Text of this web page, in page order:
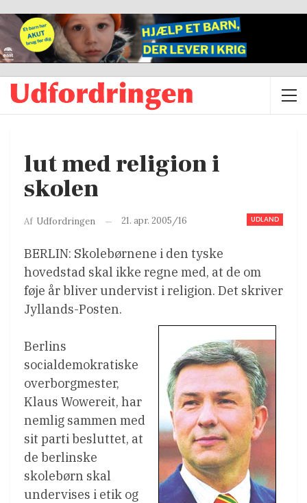
lut med religion i
skolen
UDLAND
Af Udfordringen 21. apr. 2005/16
BERLIN: Skolebørnene i den tyske
hovedstad skal ikke regne med, at de om
føje år bliver undervist i religion. Det skriver
Jyllands-Posten.
Berlins
socialdemokratiske
overborgmester,
Klaus Wowereit, har
nemlig sammen med
sit parti besluttet, at
de berlinske
skolebørn skal
undervises i etik og